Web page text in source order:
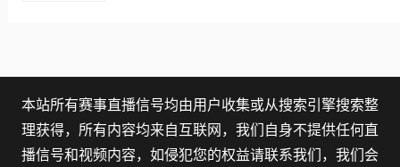
本站所有赛事直播信号均由用户收集或从搜索引擎搜索整
理获得，所有内容均来自互联网，我们自身不提供任何直
播信号和视频内容，如侵犯您的权益请联系我们，我们会